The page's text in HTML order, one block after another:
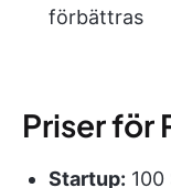
förbättras
Priser för
Startup: 100